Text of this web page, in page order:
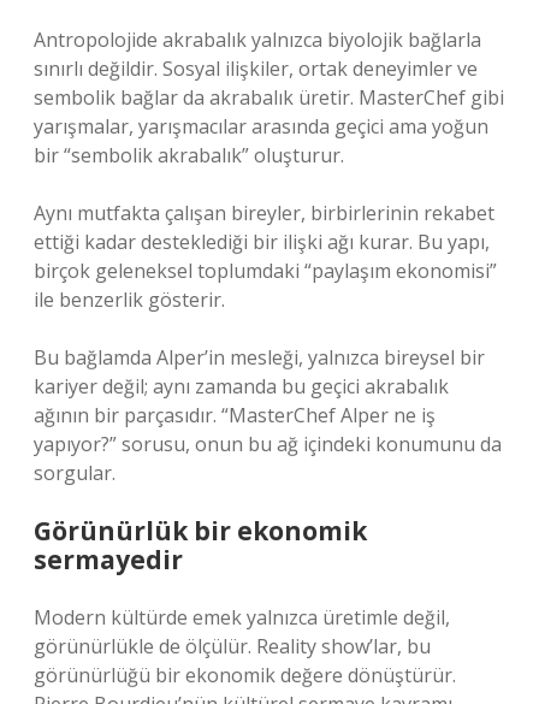
Antropolojide akrabalık yalnızca biyolojik bağlarla
sınırlı değildir. Sosyal ilişkiler, ortak deneyimler ve
sembolik bağlar da akrabalık üretir. MasterChef gibi
yarışmalar, yarışmacılar arasında geçici ama yoğun
bir “sembolik akrabalık” oluşturur.
Aynı mutfakta çalışan bireyler, birbirlerinin rekabet
ettiği kadar desteklediği bir ilişki ağı kurar. Bu yapı,
birçok geleneksel toplumdaki “paylaşım ekonomisi”
ile benzerlik gösterir.
Bu bağlamda Alper’in mesleği, yalnızca bireysel bir
kariyer değil; aynı zamanda bu geçici akrabalık
ağının bir parçasıdır. “MasterChef Alper ne iş
yapıyor?” sorusu, onun bu ağ içindeki konumunu da
sorgular.
Görünürlük bir ekonomik
sermayedir
Modern kültürde emek yalnızca üretimle değil,
görünürlükle de ölçülür. Reality show’lar, bu
görünürlüğü bir ekonomik değere dönüştürür.